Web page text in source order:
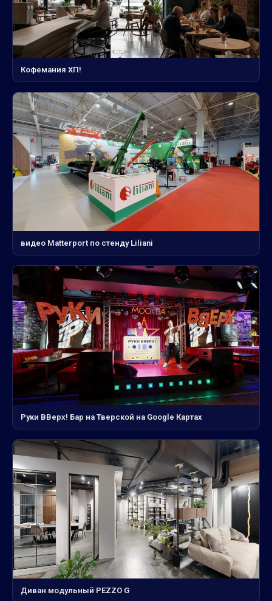
Кофемания ХП!
видео Matterport по стенду Liliani
Руки ВВерх! Бар на Тверской на Google Картах
Диван модульный PEZZO G